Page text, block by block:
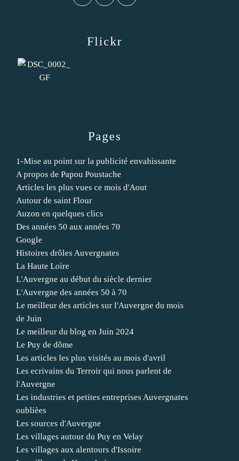
Pages
1-Mise au point sur la publicité envahissante
A propos de Papou Poustache
Articles les plus vues ce mois d'Aout
Autour de saint Flour
Auzon en quelques clics
Des années 50 aux années 70
Google
Histoires drôles Auvergnates
La Haute Loire
L'Auvergne au début du siècle dernier
L'Auvergne des années 50 à 70
Le meilleur des articles sur l'Auvergne du mois
de Juin
Le meilleur du blog en Juin 2024
Le Puy de dôme
Les articles les plus visités au mois d'avril
Les ecrivains du Terroir qui nous parlent de
l'Auvergne
Les industries et petites entreprises Auvergnates
oublièes
Les sources d'Auvergne
Les villages autour du Puy en Velay
Les villages aux alentours d'Issoire
Flickr